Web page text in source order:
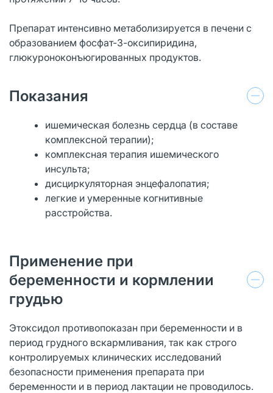
Препарат интенсивно метаболизируется в печени с
образованием фосфат-3-оксипиридина,
глюкуроноконъюгированных продуктов.
Показания
ишемическая болезнь сердца (в составе
комплексной терапии);
комплексная терапия ишемического
инсульта;
дисциркуляторная энцефалопатия;
легкие и умеренные когнитивные
расстройства.
Применение при
беременности и кормлении
грудью
Этоксидол противопоказан при беременности и в
период грудного вскармливания, так как строго
контролируемых клинических исследований
безопасности применения препарата при
беременности и в период лактации не проводилось.